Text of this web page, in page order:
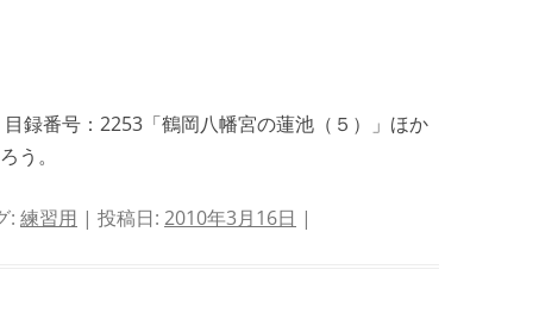
録番号：2253「鶴岡八幡宮の蓮池（５）」ほか
う。
: 練習用 | 投稿日: 2010年3月16日 |